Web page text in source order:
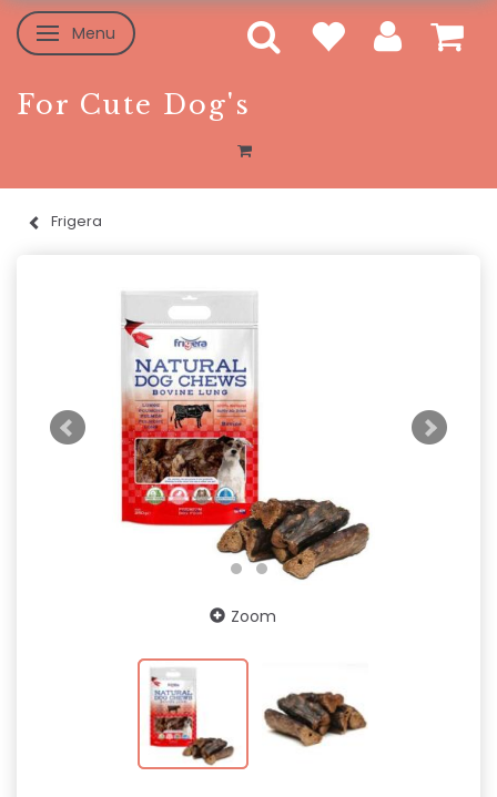
Skifte navigation
Menu
For Cute Dog's
Frigera
Zoom